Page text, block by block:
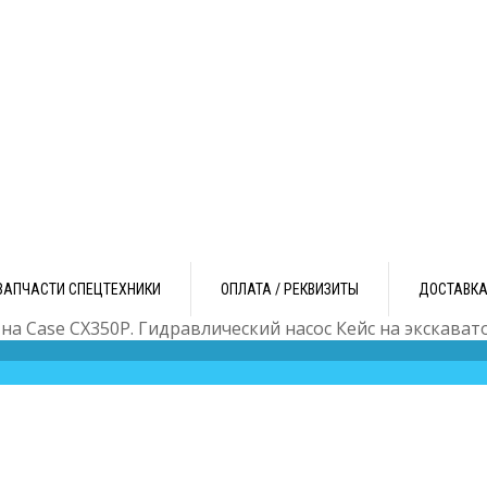
СПЕЦТЕХНИКИ ОПЛАТА / РЕКВИЗИТЫ ДОСТАВКА
Case CX350P. Гидравлический насос Кейс на